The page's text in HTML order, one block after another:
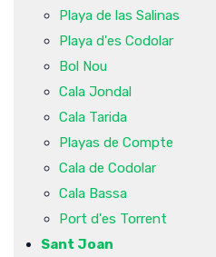
Playa de las Salinas
Playa d'es Codolar
Bol Nou
Cala Jondal
Cala Tarida
Playas de Compte
Cala de Codolar
Cala Bassa
Port d'es Torrent
Sant Joan